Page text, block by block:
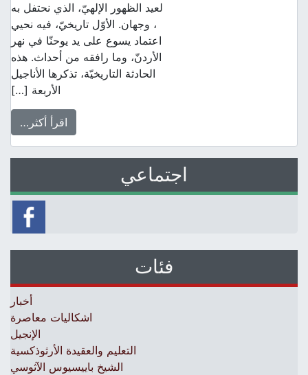
لعيد الظهور الإلهيّ، الذي نحتفل به
، وجهان. الأوّل تاريخيّ، فيه نحيي
اعتماد يسوع على يد يوحنّا في نهر
الأردنّ، وما رافقه من أحداث. هذه
الحادثة التاريخيّة، تذكرها الأناجيل
الأربعة […]
اقرأ أكثر…
اجتماعي
فئات
أخبار
اشكاليات معاصرة
الإنجيل
التعليم والعقيدة الأرثوذكسية
الشيخ باييسيوس الآثوسي